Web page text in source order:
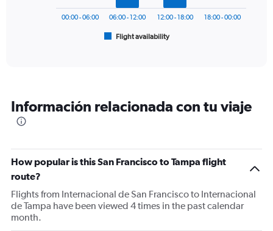
categories.
The
Y
axis
displaying
Number
of
flights.
Flight availability
00:00 - 06:00 06:00 - 12:00 12:00 - 18:00 18:00 - 00:00
Información relacionada con tu viaje
How popular is this San Francisco to Tampa flight
route?
Flights from Internacional de San Francisco to Internacional
de Tampa have been viewed 4 times in the past calendar
month.